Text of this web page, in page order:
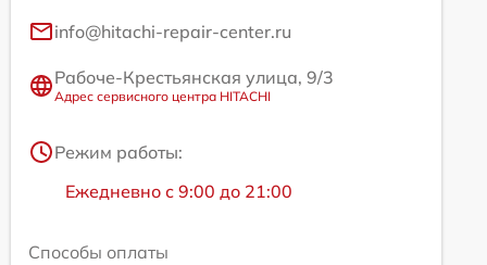
info@hitachi-repair-center.ru
Рабоче-Крестьянская улица, 9/3
Адрес сервисного центра HITACHI
Режим работы:
Ежедневно с 9:00 до 21:00
Способы оплаты